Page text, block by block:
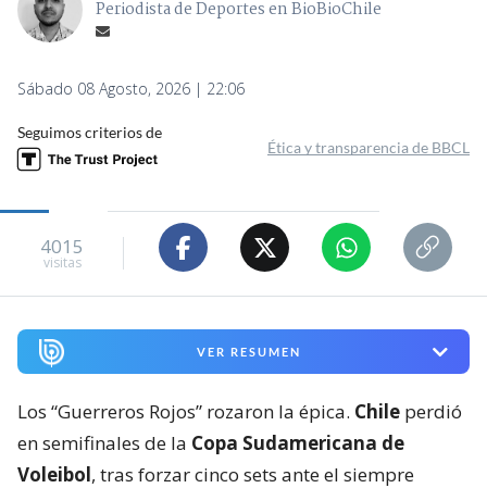
Periodista de Deportes en BioBioChile
Sábado 08 Agosto, 2026 | 22:06
Seguimos criterios de
Ética y transparencia de BBCL
4015
visitas
VER RESUMEN
Los “Guerreros Rojos” rozaron la épica. Chile perdió
en semifinales de la Copa Sudamericana de
Voleibol, tras forzar cinco sets ante el siempre